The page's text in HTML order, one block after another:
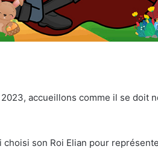
accueillons comme il se doit
choisi son Roi Elian pour